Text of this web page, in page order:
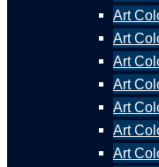
Art
Art
Art
Art
Art
Art
Art